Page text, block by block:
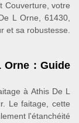
Couverture, votre
L Orne, 61430,
et sa robustesse.
Orne : Guide
à Athis De L
Le faitage, cette
l'étanchéité